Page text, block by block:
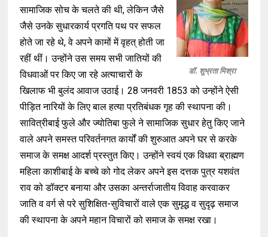
डॉ. शुभ्रता मिश्रा
सामाजिक सोच के चलते की थी, लेकिन जैसे
जैसे उनके सुधारकार्य प्रगति पथ पर सफल
होते जा रहे थे, वे अपने कामों में वृहत् होती जा
रहीं थीं। उन्होंने उस समय सभी जातियों की
विधवाओं पर किए जा रहे अत्याचारों के
खिलाफ भी बुलंद आवाज उठाई। 28 जनवरी 1853 को उन्होंने ऐसी
पीड़ित नारियों के लिए बाल हत्‍या प्रतिबंधक गृह की स्‍थापना की।
सावित्रीबाई फुले और ज्योतिबा फुले ने सामाजिक सुधार हेतु किए जाने
वाले अपने समस्त परिवर्तनगत कार्यों की शुरुआत अपने घर से करके
समाज के समक्ष आदर्श प्रस्तुत किए। उन्होंने स्वयं एक विधवा ब्राह्मण
महिला काशीबाई के बच्चे को गोद लेकर अपने इस दत्तक पुत्र यशवंत
राव को डॉक्टर बनाया और उसका अन्तर्राजातीय विवाह करवाकर
जाति व वर्ग से परे सुशिक्षित-सुविचारों वाले एक सुमृद्ध व सुदृढ़ समाज
की स्थापना के अपने महान विचारों को समाज के समक्ष रखा।